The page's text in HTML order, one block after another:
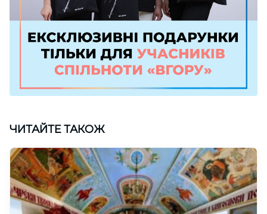
ЧИТАЙТЕ ТАКОЖ